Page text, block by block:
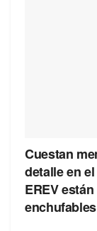
Cuestan
detalle en
EREV
enchufables